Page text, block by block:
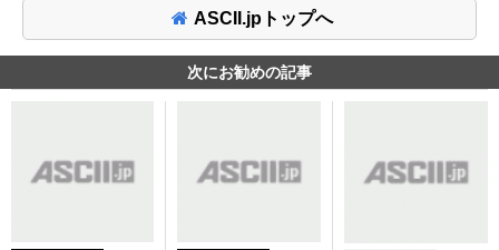
ASCII.jpトップへ
次にお勧めの記事